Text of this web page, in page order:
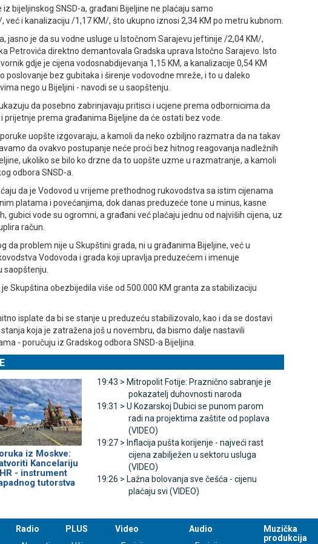
bijeljinskog SNSD-a, građani Bijeljine ne plaćaju samo
već i kanalizaciju /1,17 KM/, što ukupno iznosi 2,34 KM po metru kubnom.
jasno je da su vodne usluge u Istočnom Sarajevu jeftinije /2,04 KM/,
Petrovića direktno demantovala Gradska uprava Istočno Sarajevo. Isto
gdje je cijena vodosnabdijevanja 1,15 KM, a kanalizacije 0,54 KM
poslovanje bez gubitaka i širenje vodovodne mreže, i to u daleko
nego u Bijeljini - navodi se u saopštenju.
da posebno zabrinjavaju pritisci i ucjene prema odbornicima da
prijetnje prema građanima Bijeljine da će ostati bez vode.
uopšte izgovaraju, a kamoli da neko ozbiljno razmatra da na takav
da ovakvo postupanje neće proći bez hitnog reagovanja nadležnih
ukoliko se bilo ko drzne da to uopšte uzme u razmatranje, a kamoli
odbora SNSD-a.
da je Vodovod u vrijeme prethodnog rukovodstva sa istim cijenama
platama i povećanjima, dok danas preduzeće tone u minus, kasne
gubici vode su ogromni, a građani već plaćaju jednu od najviših cijena, uz
račun.
da problem nije u Skupštini grada, ni u građanima Bijeljine, već u
Vodovoda i grada koji upravlja preduzećem i imenuje
saopštenju.
Skupština obezbijedila više od 500.000 KM granta za stabilizaciju
isplate da bi se stanje u preduzeću stabilizovalo, kao i da se dostavi
koja je zatražena još u novembru, da bismo dalje nastavili
- poručuju iz Gradskog odbora SNSD-a Bijeljina.
iz Moskve:
Kancelariju
- instrument
tutorstva
19:43 > Mitropolit Fotije: Praznično sabranje je
pokazatelj duhovnosti naroda
19:31 > U Kozarskoj Dubici se punom parom
radi na projektima zaštite od poplava
(VIDEO)
19:27 > Inflacija pušta korijenje - najveći rast
cijena zabilježen u sektoru usluga
(VIDEO)
19:26 > Lažna bolovanja sve češća - cijenu
plaćaju svi (VIDEO)
Radio
PLUS
Video
Audio
Muzička
produkcija